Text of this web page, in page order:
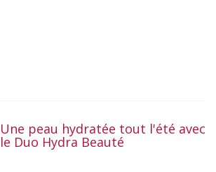
Une peau hydratée tout l'été avec
le Duo Hydra Beauté